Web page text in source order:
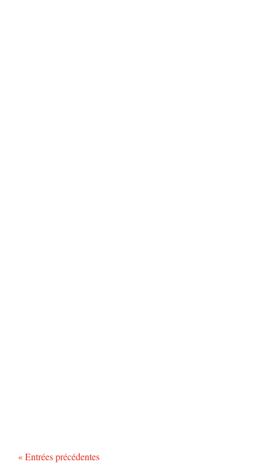
« Entrées précédentes